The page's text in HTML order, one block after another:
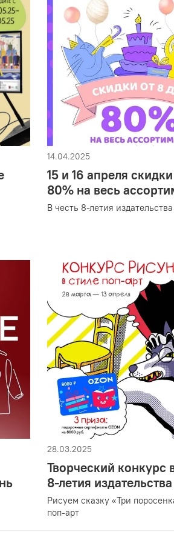
14.04.2025
15 и 16 апреля
80% на весь
В честь 8-летия издательства
28.03.2025
Творческий конкурс
8-летия издательства
Рисуем сказку «Три
поп-арт